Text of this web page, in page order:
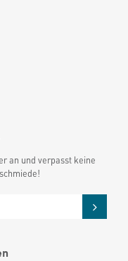
an und verpasst keine